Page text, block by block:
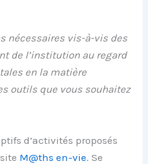
nécessaires vis-à-vis des
de l’institution au regard
en la matière
outils que vous souhaitez
d’activités proposés
M@ths en-vie. Se